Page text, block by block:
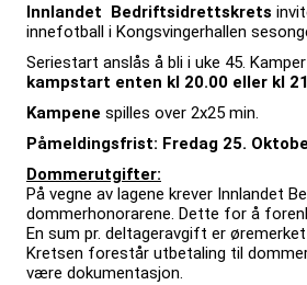
Innlandet Bedriftsidrettskrets
innefotball i Kongsvingerhallen
Seriestart anslås å bli i uke 45.
kampstart enten kl 20.00 eller kl
Kampene spilles over 2x25 min.
Påmeldingsfrist: Fredag 25.
Dommerutgifter:
På vegne av lagene krever Innlandet
dommerhonorarene. Dette for å
En sum pr. deltageravgift er
Kretsen forestår utbetaling til
være dokumentasjon.